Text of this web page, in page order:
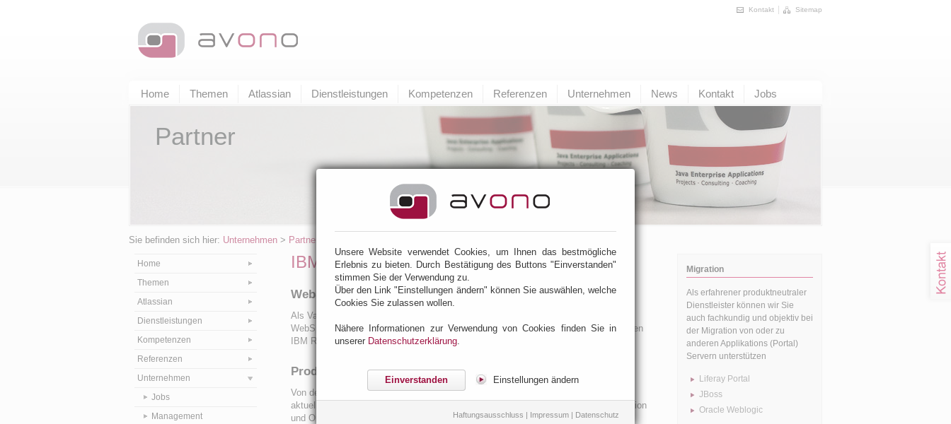
Kontakt Sitemap
Home Themen Atlassian Dienstleistungen Kompetenzen Referenzen Unternehmen News Kontakt Jobs
Partner
Sie befinden sich hier: Unternehmen > Partner
Home
Themen
Atlassian
Dienstleistungen
Kompetenzen
Referenzen
Unternehmen
Jobs
Management
IBM
WebSphere
Als Value Added Reseller adressieren wir Java Enterprise Lösungen auf Basis von
WebSphere Produkten und haben als IBM Business Partner Zugriff auf alle relevanten
IBM Ressourcen.
Produkt Versionen
Von den Anfängen von WebSphere Version 4 über die Versionen 5 und 6 bis zur
aktuellen Version haben wir tiefgehende Erfahrungen in der Entwicklung, Administration
und Optimierung von Anwendungen auf Basis des IBM Application Servers und den
Migration
Als erfahrener produktneutraler
Dienstleister können wir Sie
auch fachkundig und objektiv bei
der Migration von oder zu
anderen Applikations (Portal)
Servern unterstützen
Liferay Portal
JBoss
Oracle Weblogic
Unsere Website verwendet Cookies, um Ihnen das bestmögliche
Erlebnis zu bieten. Durch Bestätigung des Buttons "Einverstanden"
stimmen Sie der Verwendung zu.
Über den Link "Einstellungen ändern" können Sie auswählen, welche
Cookies Sie zulassen wollen.
Nähere Informationen zur Verwendung von Cookies finden Sie in
unserer Datenschutzerklärung
Einverstanden Einstellungen ändern
Haftungsausschluss | Impressum | Datenschutz